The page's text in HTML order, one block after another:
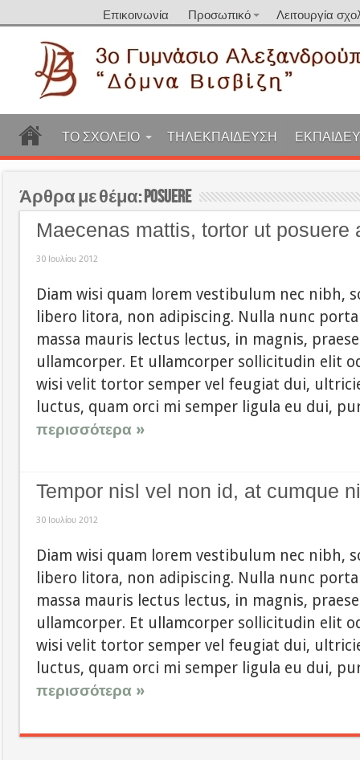
Επικοινωνία Προσωπικό Λειτουργία
ΤΟ ΣΧΟΛΕΙΟ ΤΗΛΕΚΠΑΙΔΕΥΣΗ
Άρθρα με θέμα:posuere
Maecenas mattis, tortor ut posuere
30 Ιουλίου 2012
Diam wisi quam lorem vestibulum nec nibh,
libero litora, non adipiscing. Nulla nunc
massa mauris lectus lectus, in magnis,
ullamcorper. Et ullamcorper sollicitudin elit
wisi velit tortor semper vel feugiat dui,
luctus, quam orci mi semper ligula eu dui,
περισσότερα »
Tempor nisl vel non id, at cumque
30 Ιουλίου 2012
Diam wisi quam lorem vestibulum nec nibh,
libero litora, non adipiscing. Nulla nunc
massa mauris lectus lectus, in magnis,
ullamcorper. Et ullamcorper sollicitudin elit
wisi velit tortor semper vel feugiat dui,
luctus, quam orci mi semper ligula eu dui,
περισσότερα »